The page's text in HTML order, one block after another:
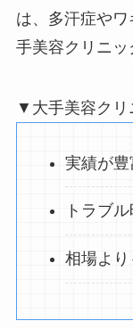
は、多汗症や
手美容クリニッ
▼大手美容クリ
実績が
トラブ
相場よ